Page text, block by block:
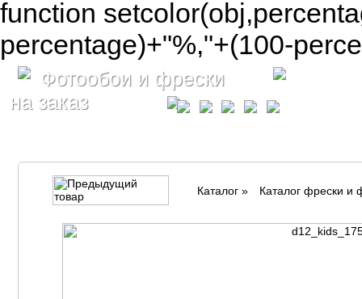
function
percentage)+"%,"+(100-
Фотообои и фрески
на заказ
Каталог» Каталог фрески и